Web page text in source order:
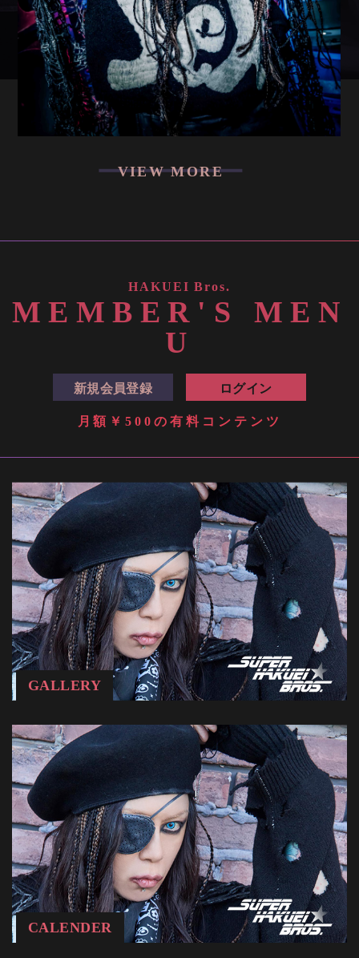
VIEW MORE
HAKUEI Bros.
ME MB ER ' S ME N
U
新規会員登録 ログイン
月額￥500の有料コンテンツ
GALLERY
CALENDER